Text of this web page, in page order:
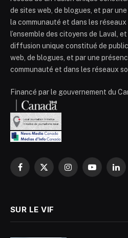
de sites web, de blogues, et par
la communauté et dans les
l’ensemble des citoyens de Laval,
diffusion unique constitué de
web, de blogues, et par une
communauté et dans les réseaux
Financé par le gouvernement du
Facebook
X
InstagramYouTube
SUR LE VIF